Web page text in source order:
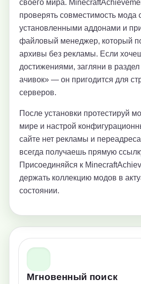
своего мира.
проверять совместимость мода
установленными аддонами и
файловый менеджер, который
архивы без рекламы. Если
достижениями, загляни в
ачивок» — он пригодится для
серверов.
После установки протестируй
мире и настрой
сайте нет рекламы и
всегда получаешь прямую
Присоединяйся к
держать коллекцию модов в
состоянии.
Мгновенный поиск